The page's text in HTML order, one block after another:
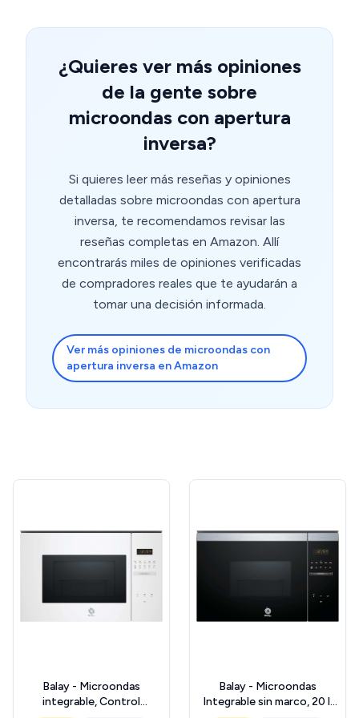
¿Quieres ver más opiniones
de la gente sobre
microondas con apertura
inversa?
Si quieres leer más reseñas y opiniones
detalladas sobre microondas con apertura
inversa, te recomendamos revisar las
reseñas completas en Amazon. Allí
encontrarás miles de opiniones verificadas
de compradores reales que te ayudarán a
tomar una decisión informada.
Ver más opiniones de microondas con
apertura inversa en Amazon
Balay - Microondas
integrable, Control
Balay - Microondas
Integrable sin marco, 20 l,